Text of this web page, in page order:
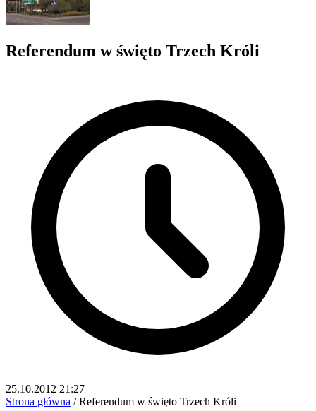
Referendum w święto Trzech Króli
25.10.2012 21:27
Strona główna / Referendum w święto Trzech Króli